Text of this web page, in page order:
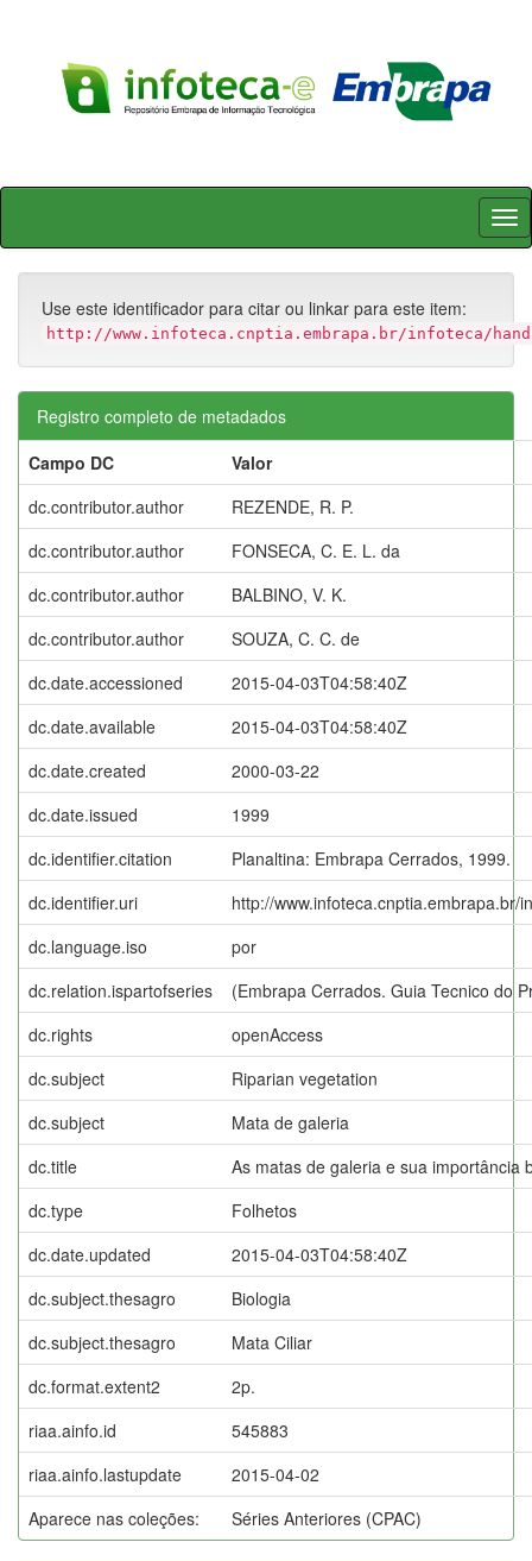
Skip
Use este identificador para citar ou linkar para este item:
http://www.infoteca.cnptia.embrapa.br/infoteca/
Registro completo de metadados
Campo DC
Valor
dc.contributor.author
REZENDE, R. P.
dc.contributor.author
FONSECA, C. E. L. da
dc.contributor.author
BALBINO, V. K.
dc.contributor.author
SOUZA, C. C. de
dc.date.accessioned
2015-04-03T04:58:40Z
dc.date.available
2015-04-03T04:58:40Z
dc.date.created
2000-03-22
dc.date.issued
1999
dc.identifier.citation
Planaltina: Embrapa Cerrados, 1999.
dc.identifier.uri
http://www.infoteca.cnptia.embrapa.br/
dc.language.iso
por
dc.relation.ispartofseries
(Embrapa Cerrados. Guia Tecnico do
dc.rights
openAccess
dc.subject
Riparian vegetation
dc.subject
Mata de galeria
dc.title
As matas de galeria e sua importância
dc.type
Folhetos
dc.date.updated
2015-04-03T04:58:40Z
dc.subject.thesagro
Biologia
dc.subject.thesagro
Mata Ciliar
dc.format.extent2
2p.
riaa.ainfo.id
545883
riaa.ainfo.lastupdate
2015-04-02
Aparece nas coleções:
Séries Anteriores (CPAC)